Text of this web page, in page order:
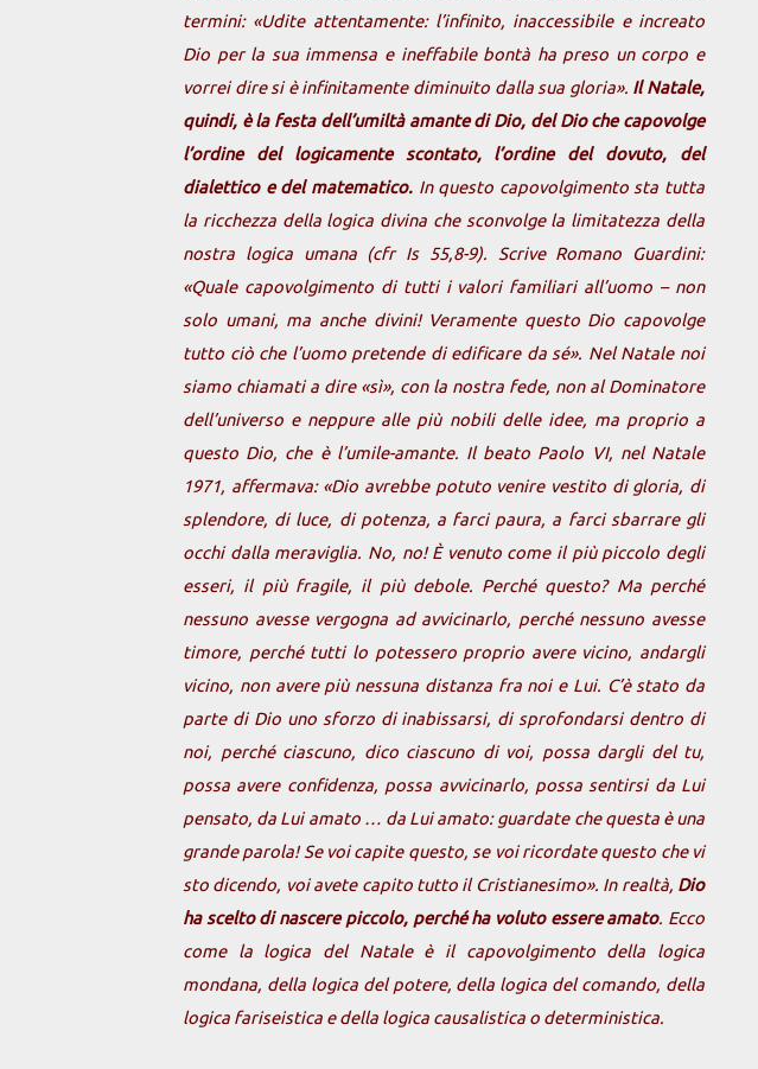
termini: «Udite attentamente: l’infinito, inaccessibile e increato
Dio per la sua immensa e ineffabile bontà ha preso un corpo e
vorrei dire si è infinitamente diminuito dalla sua gloria». Il Natale,
quindi, è la festa dell’umiltà amante di Dio, del Dio che capovolge
l’ordine del logicamente scontato, l’ordine del dovuto, del
dialettico e del matematico.In questo capovolgimento sta tutta
la ricchezza della logica divina che sconvolge la limitatezza della
nostra logica umana (cfr Is 55,8-9). Scrive Romano Guardini:
«Quale capovolgimento di tutti i valori familiari all’uomo – non
solo umani, ma anche divini! Veramente questo Dio capovolge
tutto ciò che l’uomo pretende di edificare da sé». Nel Natale noi
siamo chiamati a dire «sì», con la nostra fede, non al Dominatore
dell’universo e neppure alle più nobili delle idee, ma proprio a
questo Dio, che è l’umile-amante. Il beato Paolo VI, nel Natale
1971, affermava: «Dio avrebbe potuto venire vestito di gloria, di
splendore, di luce, di potenza, a farci paura, a farci sbarrare gli
occhi dalla meraviglia. No, no! È venuto come il più piccolo degli
esseri, il più fragile, il più debole. Perché questo? Ma perché
nessuno avesse vergogna ad avvicinarlo, perché nessuno avesse
timore, perché tutti lo potessero proprio avere vicino, andargli
vicino, non avere più nessuna distanza fra noi e Lui. C’è stato da
parte di Dio uno sforzo di inabissarsi, di sprofondarsi dentro di
noi, perché ciascuno, dico ciascuno di voi, possa dargli del tu,
possa avere confidenza, possa avvicinarlo, possa sentirsi da Lui
pensato, da Lui amato … da Lui amato: guardate che questa è una
grande parola! Se voi capite questo, se voi ricordate questo che vi
sto dicendo, voi avete capito tutto il Cristianesimo». In realtà, Dio
ha scelto di nascere piccolo, perché ha voluto essere amato. Ecco
come la logica del Natale è il capovolgimento della logica
mondana, della logica del potere, della logica del comando, della
logica fariseistica e della logica causalistica o deterministica.